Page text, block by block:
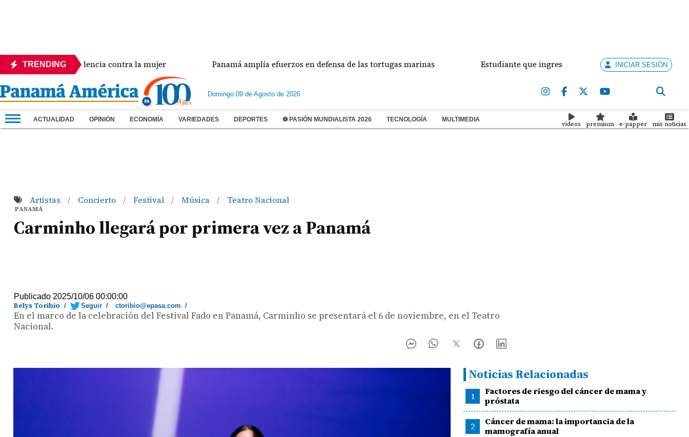
TRENDING
crisis de violencia contra la mujer Panamá amplía efuerzos en defensa de las tortugas marinas Estudiante que ingresó con un arma de fuego al 'Dolores
INICIAR SESIÓN
Domingo 09 de Agosto de 2026
ACTUALIDAD OPINIÓN ECONOMÍA VARIEDADES DEPORTES ⚽ PASIÓN MUNDIALISTA 2026 TECNOLOGÍA MULTIMEDIA
videos premium e-papper mis noticias
Artistas / Concierto / Festival / Música / Teatro Nacional
PANAMÁ
Carminho llegará por primera vez a Panamá
Publicado 2025/10/06 00:00:00
Belys Toribio / Seguir / ctoribio@epasa.com /
En el marco de la celebración del Festival Fado en Panamá, Carminho se presentará el 6 de noviembre, en el Teatro
Nacional.
Noticias Relacionadas
1
Factores de riesgo del cáncer de mama y
próstata
2
Cáncer de mama: la importancia de la
mamografía anual